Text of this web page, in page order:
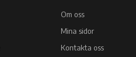
Om oss
Mina sidor
Kontakta oss